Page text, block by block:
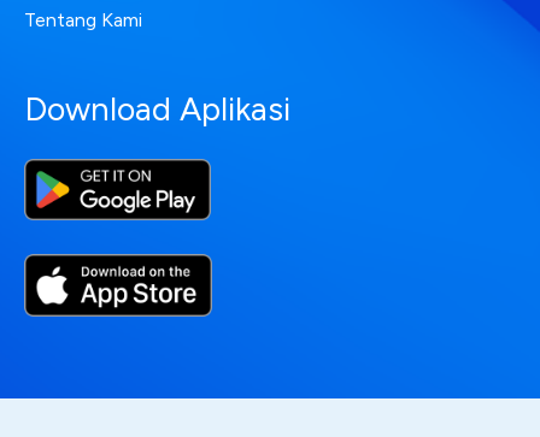
Tentang Kami
Download Aplikasi